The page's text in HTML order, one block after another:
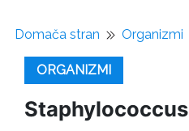
Domača stran Organizmi
ORGANIZMI
Staphylococcus